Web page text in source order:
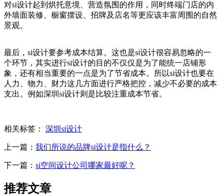
对si设计起到烘托意境、营造氛围的作用，同时终端门店的内
外墙面装修、橱窗摆设、招牌及店名等更应该丰富周围的自然
景观。
最后，si设计要参考成本结算。这也是si设计很容易忽略的一
个环节，其实进行si设计的目的不仅仅是为了能统一店铺形
象，还有相当重要的一点是为了节省成本。所以si设计也要在
人力、物力、财力这几方面进行严格把控，减少不必要的成本
支出。例如深圳si设计则是比较注重成本节省。
相关标签： 深圳si设计
上一篇： 我们所说的品牌si设计是指什么？
下一篇： si空间设计公司哪家最好呢？
推荐文章